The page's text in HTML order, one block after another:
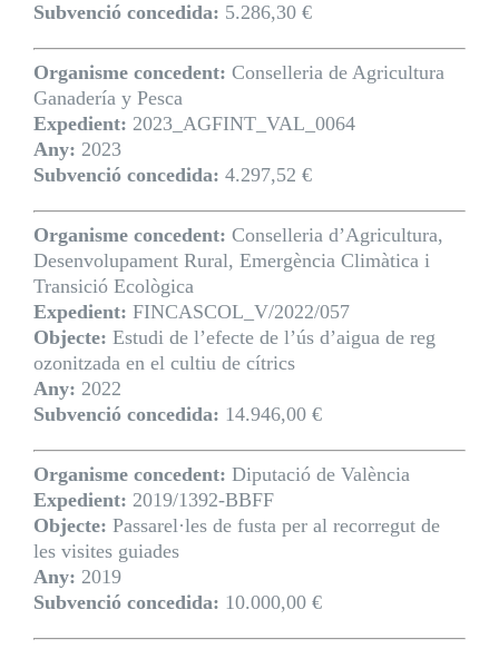
Subvenció concedida: 5.286,30 €
Organisme concedent: Conselleria de Agricultura
Ganadería y Pesca
Expedient: 2023_AGFINT_VAL_0064
Any: 2023
Subvenció concedida: 4.297,52 €
Organisme concedent: Conselleria d’Agricultura,
Desenvolupament Rural, Emergència Climàtica i
Transició Ecològica
Expedient: FINCASCOL_V/2022/057
Objecte: Estudi de l’efecte de l’ús d’aigua de reg
ozonitzada en el cultiu de cítrics
Any: 2022
Subvenció concedida: 14.946,00 €
Organisme concedent: Diputació de València
Expedient: 2019/1392-BBFF
Objecte: Passarel·les de fusta per al recorregut de
les visites guiades
Any: 2019
Subvenció concedida: 10.000,00 €